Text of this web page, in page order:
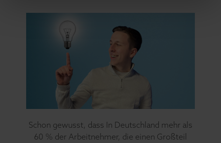
Schon gewusst, dass In Deutschland mehr als
60 % der Arbeitnehmer, die einen Großteil